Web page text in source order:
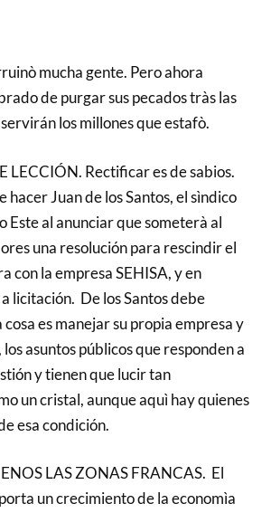
mucha gente. Pero ahora
de purgar sus pecados tràs las
los millones que estafò.
LECCIÓN. Rectificar es de sabios.
hacer Juan de los Santos, el sìndico
Este al anunciar que someterà al
una resolución para rescindir el
con la empresa SEHISA, y en
licitación. De los Santos debe
es manejar su propia empresa y
asuntos públicos que responden a
y tienen que lucir tan
un cristal, aunque aquì hay quienes
esa condición.
LAS ZONAS FRANCAS. El
un crecimiento de la economìa